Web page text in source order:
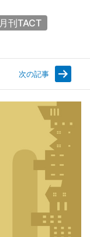
月刊TACT
次の記事